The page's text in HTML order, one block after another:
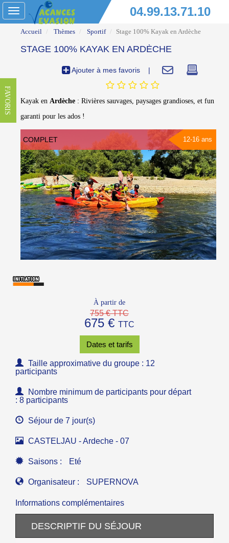
04.99.13.71.10
Toggle
navigation
FAVORIS
Accueil Thèmes Sportif Stage 100% Kayak en Ardèche
STAGE 100% KAYAK EN ARDÈCHE
Ajouter à mes favoris |
Kayak en Ardèche : Rivières sauvages, paysages grandioses, et fun
garanti pour les ados !
COMPLET 12-16 ans
À partir de
755 € TTC
675 € TTC
Dates et tarifs
Taille approximative du groupe : 12
participants
Nombre minimum de participants pour départ
: 8 participants
Séjour de 7 jour(s)
CASTELJAU - Ardeche - 07
Saisons : Eté
Organisateur : SUPERNOVA
Informations complémentaires
DESCRIPTIF DU SÉJOUR